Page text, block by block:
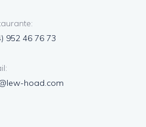
952 46 76 73
hoad.com